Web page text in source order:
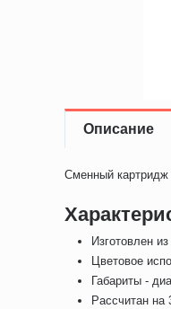
Описание
Сменный картридж
Изготовлен
Цветовое
Габариты -
Рассчитан на